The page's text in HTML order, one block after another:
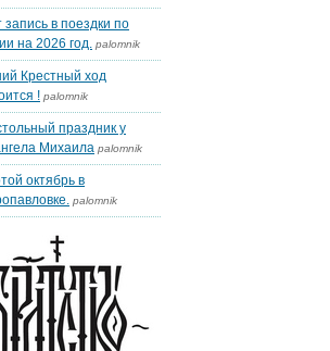
запись в поездки по
на 2026 год. palomnik
Крестный ход
! palomnik
праздник у
Михаила palomnik
октябрь в
palomnik